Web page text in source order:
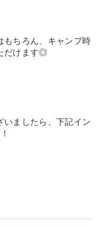
もちろん、キャンプ時
だけます◎
いましたら、下記イン